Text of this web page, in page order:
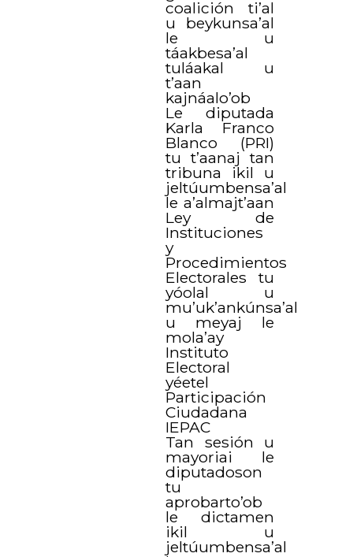
coalición ti’al
u beykunsa’al
le u
táakbesa’al
tuláakal u
t’aan
kajnáalo’ob
Le diputada
Karla Franco
Blanco (PRI)
tu t’aanaj tan
tribuna ikil u
jeltúumbensa’al
le a’almajt’aan
Ley de
Instituciones
y
Procedimientos
Electorales tu
yóolal u
mu’uk’ankúnsa’al
u meyaj le
mola’ay
Instituto
Electoral
yéetel
Participación
Ciudadana
IEPAC
Tan sesión u
mayoriai le
diputadoson
tu
aprobarto’ob
le dictamen
ikil u
jeltúumbensa’al